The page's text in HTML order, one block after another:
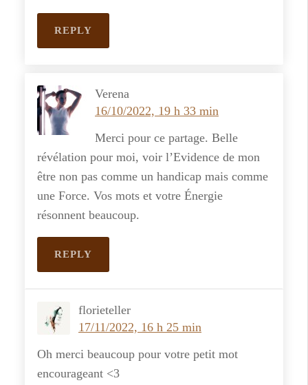
REPLY
Verena
16/10/2022, 19 h 33 min
Merci pour ce partage. Belle
révélation pour moi, voir l’Evidence de mon
être non pas comme un handicap mais comme
une Force. Vos mots et votre Énergie
résonnent beaucoup.
REPLY
florieteller
17/11/2022, 16 h 25 min
Oh merci beaucoup pour votre petit mot
encourageant <3